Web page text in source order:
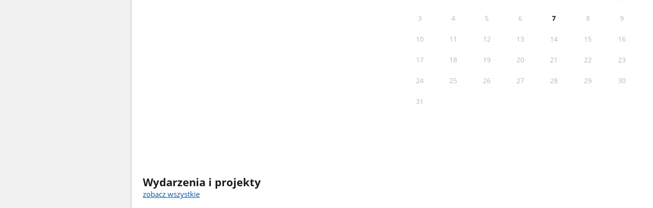
3 4 5 6 7 8 9
10 11 12 13 14 15 16
17 18 19 20 21 22 23
24 25 26 27 28 29 30
31
Wydarzenia i projekty
zobacz wszystkie